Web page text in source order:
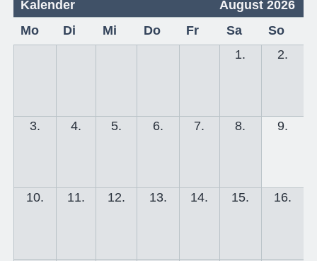
Kalender
August 2026
Mo
Di Mi Do Fr Sa
So
1.
2.
3. 4. 5. 6. 7. 8. 9.
10. 11. 12. 13. 14. 15. 16.